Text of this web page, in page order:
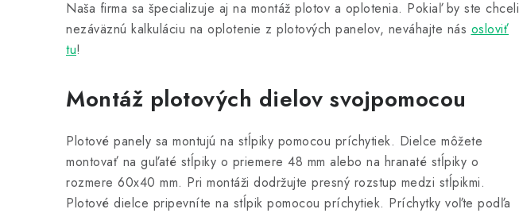
Naša firma sa špecializuje aj na montáž plotov a oplotenia. Pokiaľ by ste chceli
nezáväznú kalkuláciu na oplotenie z plotových panelov, neváhajte nás osloviť
tu!
Montáž plotových dielov svojpomocou
Plotové panely sa montujú na stĺpiky pomocou príchytiek. Dielce môžete
montovať na guľaté stĺpiky o priemere 48 mm alebo na hranaté stĺpiky o
rozmere 60x40 mm. Pri montáži dodržujte presný rozstup medzi stĺpikmi.
Plotové dielce pripevníte na stĺpik pomocou príchytiek. Príchytky voľte podľa